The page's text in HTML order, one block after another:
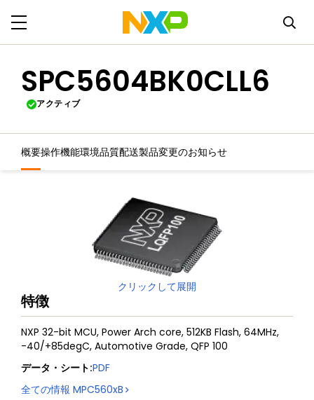
SPC5604BK0CLL6
アクティブ
概要操作機能環境品質配送製品変更のお知らせ
クリックして展開
特徴
NXP 32-bit MCU, Power Arch core, 512KB Flash, 64MHz,
-40/+85degC, Automotive Grade, QFP 100
データ・シート:PDF
全ての情報 MPC560xB